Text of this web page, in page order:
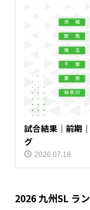
試合結果｜前期
グ
2026.07.18
2026 九州SL ラ